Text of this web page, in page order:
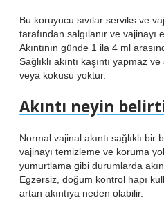
Bu koruyucu sıvılar serviks ve
tarafından salgılanır ve vajinayı
Akıntının günde 1 ila 4 ml
Sağlıklı akıntı kaşıntı yapmaz
veya kokusu yoktur.
Akıntı neyin
Normal vajinal akıntı sağlıklı
vajinayı temizleme ve koruma
yumurtlama gibi durumlarda
Egzersiz, doğum kontrol hapı
artan akıntıya neden olabilir.